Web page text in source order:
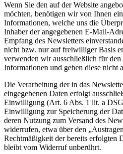
Wenn Sie den auf der Website
möchten, benötigen wir von Ihnen
Informationen, welche uns die
Inhaber der angegebenen E-Mail-
Empfang des Newsletters
nicht bzw. nur auf freiwilliger Basis
verwenden wir ausschließlich für den
Informationen und geben diese nicht
Die Verarbeitung der in das
eingegebenen Daten erfolgt
Einwilligung (Art. 6 Abs. 1 lit. a
Einwilligung zur Speicherung der
deren Nutzung zum Versand des
widerrufen, etwa über den
Rechtmäßigkeit der bereits erfolgten
bleibt vom Widerruf unberührt.